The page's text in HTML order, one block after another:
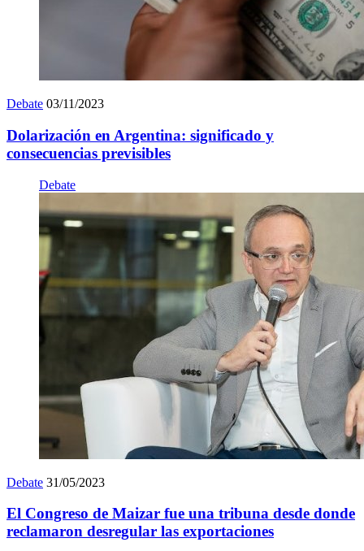
Debate 03/11/2023
Dolarización en Argentina: significado y
consecuencias previsibles
Debate
Debate 31/05/2023
El Congreso de Maizar fue una tribuna desde donde
reclamaron desregular las exportaciones